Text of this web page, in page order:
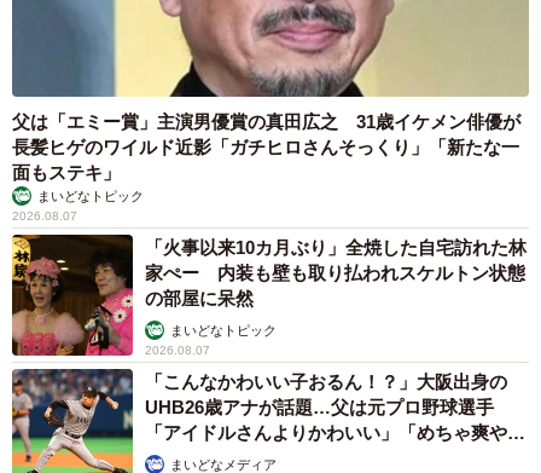
父は「エミー賞」主演男優賞の真田広之 31歳イケメン俳優が
長髪ヒゲのワイルド近影「ガチヒロさんそっくり」「新たな一
面もステキ」
まいどなトピック
2026.08.07
「火事以来10カ月ぶり」全焼した自宅訪れた林
家ぺー 内装も壁も取り払われスケルトン状態
の部屋に呆然
まいどなトピック
2026.08.07
「こんなかわいい子おるん！？」大阪出身の
UHB26歳アナが話題…父は元プロ野球選手
「アイドルさんよりかわいい」「めちゃ爽や
か」まいどなメディア